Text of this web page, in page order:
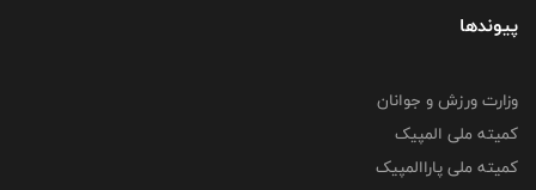
پیوندها
وزارت ورزش و جوانان
کمیته ملی المپیک
کمیته ملی پاراالمپیک